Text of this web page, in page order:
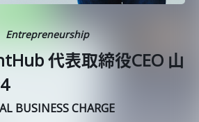
Entrepreneurship
代表取締役CEO 山
BUSINESS CHARGE